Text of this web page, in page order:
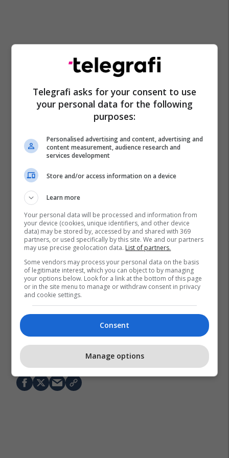
Bashkimi Evropian Automjetet Elektrike
Telegrafi asks for your consent to use
your personal data for the following
purposes:
Personalised advertising and content, advertising and
content measurement, audience research and
services development
Store and/or access information on a device
Learn more
Your personal data will be processed and information from
your device (cookies, unique identifiers, and other device
data) may be stored by, accessed by and shared with 369
partners, or used specifically by this site. We and our partners
may use precise geolocation data. List of partners.
Some vendors may process your personal data on the basis
of legitimate interest, which you can object to by managing
your options below. Look for a link at the bottom of this page
or in the site menu to manage or withdraw consent in privacy
and cookie settings.
Consent
Manage options